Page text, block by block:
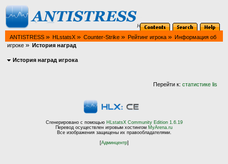
ANTISTRESS » HLstatsX » Counter-Strike » Рейтинг игрока » Информация об
игроке » История наград
История наград игрока
Перейти к:статистике lis
Сгенерировано с помощью HLstatsX Community Edition 1.6.19
Перевод осуществлен игровым хостингом MyArena.ru
Все изображения защищены их правообладателями.
[Админцентр]